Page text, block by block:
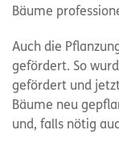
Bäume
Auch die
gefördert. So
gefördert und
Bäume neu
und, falls nötig